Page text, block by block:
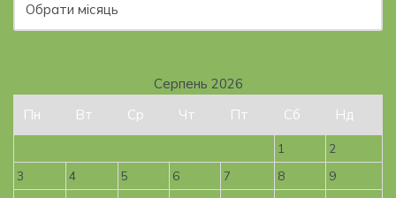
Серпень 2026
Пн
Вт Ср Чт Пт Сб Нд
1
2
3
4 5 6 7 8
9